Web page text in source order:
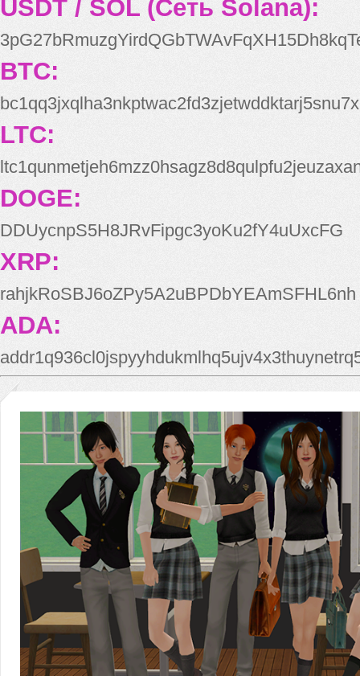
USDT / SOL (Сеть Solana):
BTC:
bc1qq3jxqlha3nkptwac2fd3zjetwddktarj5snu7x
LTC:
DOGE:
DDUycnpS5H8JRvFipgc3yoKu2fY4uUxcFG
XRP:
rahjkRoSBJ6oZPy5A2uBPDbYEAmSFHL6nh
ADA: